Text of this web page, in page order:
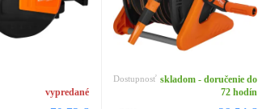
vypredané
Dostupnosť skladom - doručenie do
72 hodín